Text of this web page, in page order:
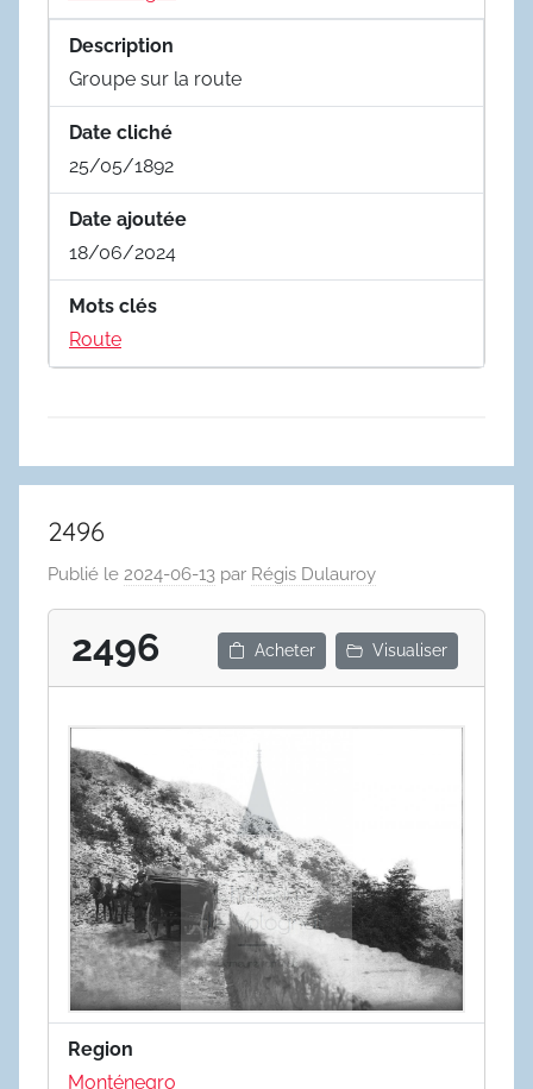
Description
Groupe sur la route
Date cliché
25/05/1892
Date ajoutée
18/06/2024
Mots clés
Route
2496
Publié le 2024-06-13 par Régis Dulauroy
2496 Acheter Visualiser
Region
Monténegro